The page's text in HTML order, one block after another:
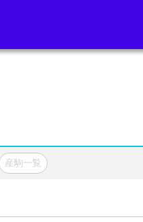
産駒一覧